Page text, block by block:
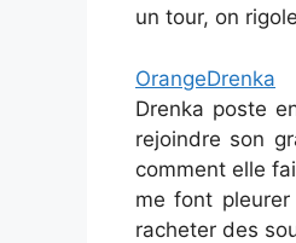
un tour, on
OrangeDrenka
Drenka poste
rejoindre son
comment elle
me font
racheter des